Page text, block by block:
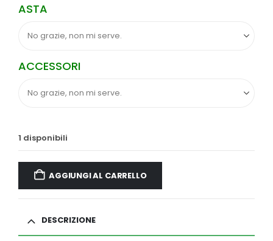
ASTA
ACCESSORI
1 disponibili
AGGIUNGI AL CARRELLO
DESCRIZIONE